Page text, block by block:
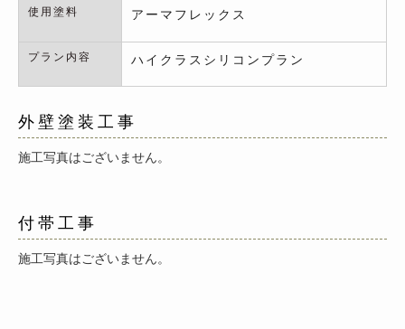
使用塗料 アーマフレックス
プラン内容 ハイクラスシリコンプラン
外壁塗装工事
施工写真はございません。
付帯工事
施工写真はございません。